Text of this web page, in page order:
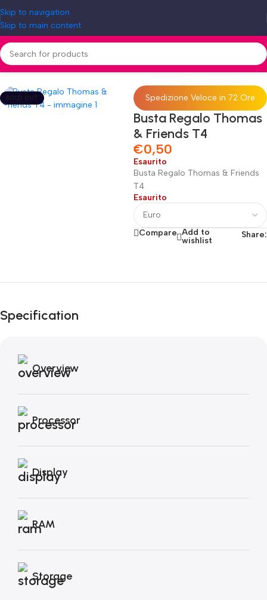
Skip to navigation
Skip to main content
Home»Shop»Busta Regalo Thomas & Friends T4
SOLD OUT Spedizione Veloce in 72 Ore
Busta Regalo Thomas
& Friends T4
€0,50
Esaurito
Busta Regalo Thomas & Friends
T4
Esaurito
Compare Add to
wishlist
Share:
Black Friday di
Specification
Overview
Processor
Display
RAM
Storage